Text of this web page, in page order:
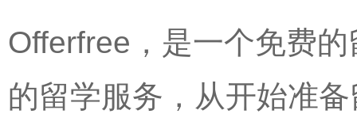
Offerfree，是一个免费
的留学服务，从开始准